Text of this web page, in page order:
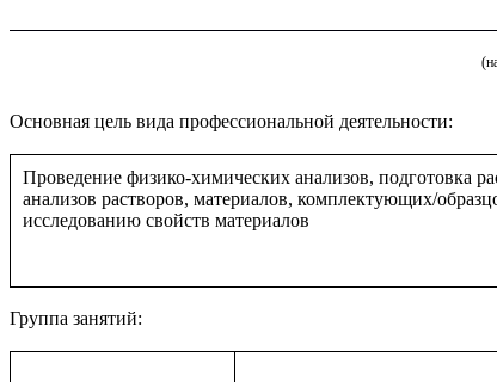
Основная цель вида профессиональной деятельности:
Проведение физико-химических анализов, подготовка
анализов растворов, материалов, комплектующих/
исследованию свойств материалов
Группа занятий: